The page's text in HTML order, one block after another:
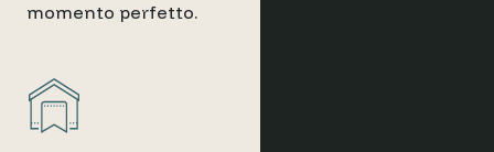
momento perfetto.